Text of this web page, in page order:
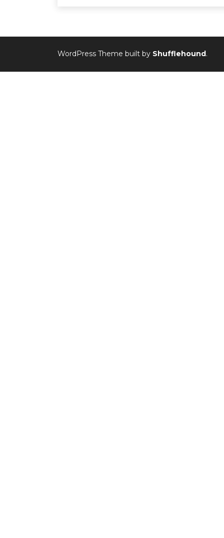
WordPress Theme built by Shufflehound .